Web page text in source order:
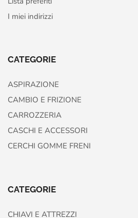
I miei indirizzi
CATEGORIE
ASPIRAZIONE
CAMBIO E FRIZIONE
CARROZZERIA
CASCHI E ACCESSORI
CERCHI GOMME FRENI
CATEGORIE
CHIAVI E ATTREZZI